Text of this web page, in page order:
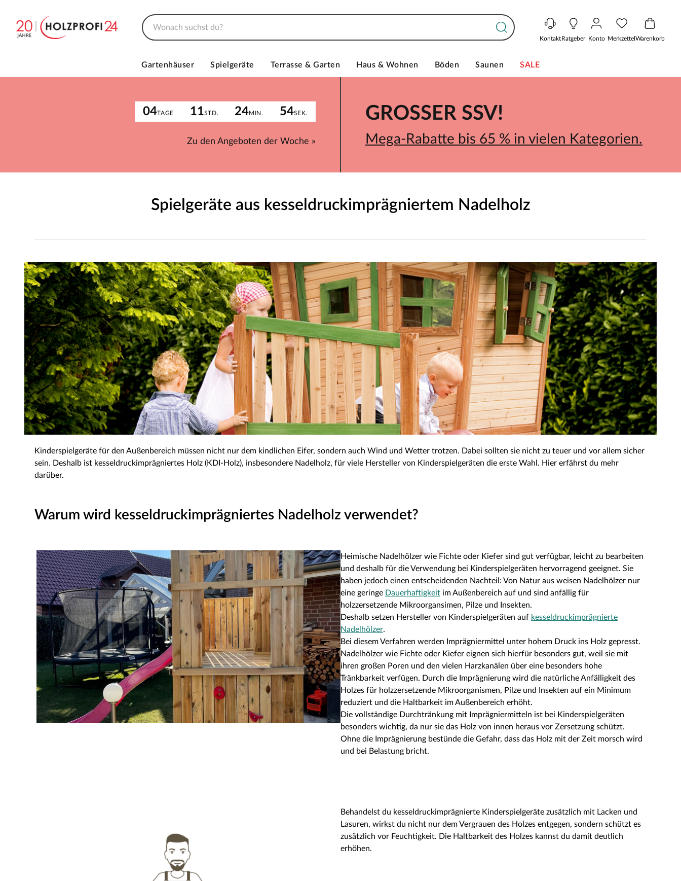
KontaktRatgeber Konto MerkzettelWarenkorb
Gartenhäuser Spielgeräte Terrasse & Garten Haus & Wohnen Böden Saunen SALE
04TAGE 11STD. 24MIN. 54SEK.
Zu den Angeboten der Woche »
GROSSER SSV!
Mega-Rabatte bis 65 % in vielen Kategorien.
Spielgeräte aus kesseldruckimprägniertem Nadelholz
Kinderspielgeräte für den Außenbereich müssen nicht nur dem kindlichen Eifer, sondern auch Wind und Wetter trotzen. Dabei sollten sie nicht zu teuer und vor allem sicher
sein. Deshalb ist kesseldruckimprägniertes Holz (KDI-Holz), insbesondere Nadelholz, für viele Hersteller von Kinderspielgeräten die erste Wahl. Hier erfährst du mehr
darüber.
Warum wird kesseldruckimprägniertes Nadelholz verwendet?
Heimische Nadelhölzer wie Fichte oder Kiefer sind gut verfügbar, leicht zu bearbeiten
und deshalb für die Verwendung bei Kinderspielgeräten hervorragend geeignet. Sie
haben jedoch einen entscheidenden Nachteil: Von Natur aus weisen Nadelhölzer nur
eine geringe Dauerhaftigkeit im Außenbereich auf und sind anfällig für
holzzersetzende Mikroorgansimen, Pilze und Insekten.
Deshalb setzen Hersteller von Kinderspielgeräten auf kesseldruckimprägnierte
Nadelhölzer.
Bei diesem Verfahren werden Imprägniermittel unter hohem Druck ins Holz gepresst.
Nadelhölzer wie Fichte oder Kiefer eignen sich hierfür besonders gut, weil sie mit
ihren großen Poren und den vielen Harzkanälen über eine besonders hohe
Tränkbarkeit verfügen. Durch die Imprägnierung wird die natürliche Anfälligkeit des
Holzes für holzzersetzende Mikroorganismen, Pilze und Insekten auf ein Minimum
reduziert und die Haltbarkeit im Außenbereich erhöht.
Die vollständige Durchtränkung mit Imprägniermitteln ist bei Kinderspielgeräten
besonders wichtig, da nur sie das Holz von innen heraus vor Zersetzung schützt.
Ohne die Imprägnierung bestünde die Gefahr, dass das Holz mit der Zeit morsch wird
und bei Belastung bricht.
Behandelst du kesseldruckimprägnierte Kinderspielgeräte zusätzlich mit Lacken und
Lasuren, wirkst du nicht nur dem Vergrauen des Holzes entgegen, sondern schützt es
zusätzlich vor Feuchtigkeit. Die Haltbarkeit des Holzes kannst du damit deutlich
erhöhen.